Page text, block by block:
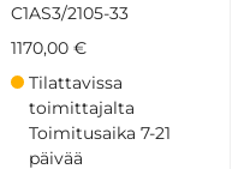
C1AS3/2105-33
1170,00 €
Tilattavissa
toimittajalta
Toimitusaika 7-21
päivää